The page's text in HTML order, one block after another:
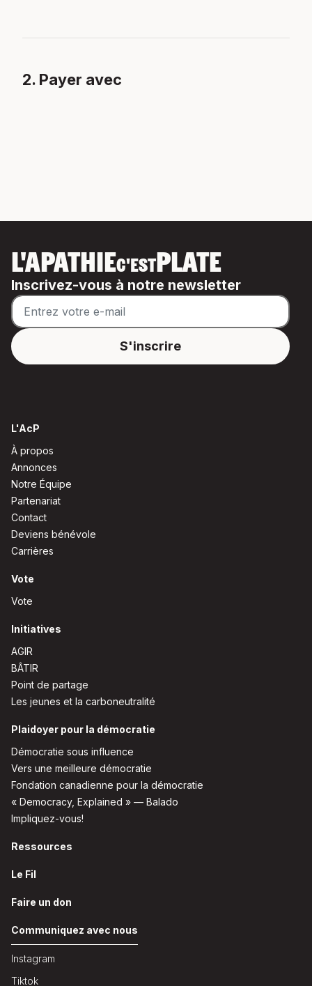
2. Payer avec
L'APATHIEC'ESTPLATE
Inscrivez-vous à notre newsletter
L'AcP
À propos
Annonces
Notre Équipe
Partenariat
Contact
Deviens bénévole
Carrières
Vote
Vote
Initiatives
AGIR
BÂTIR
Point de partage
Les jeunes et la carboneutralité
Plaidoyer pour la démocratie
Démocratie sous influence
Vers une meilleure démocratie
Fondation canadienne pour la démocratie
« Democracy, Explained » — Balado
Impliquez-vous!
Ressources
Le Fil
Faire un don
Communiquez avec nous
Instagram
Tiktok